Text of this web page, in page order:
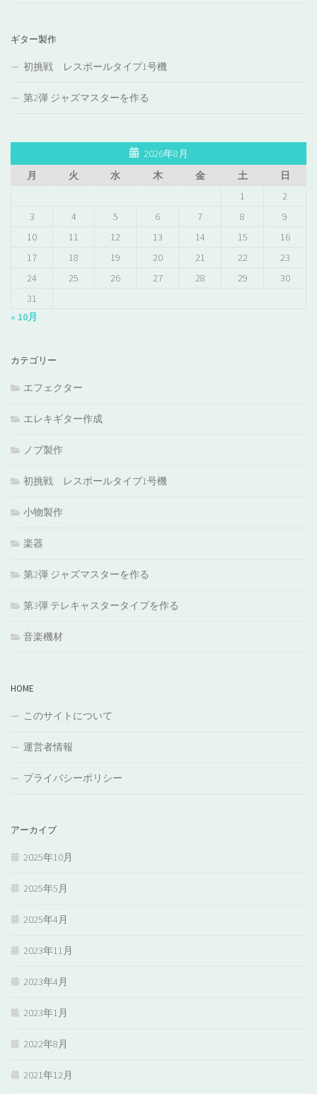
ギター製作
初挑戦 レスポールタイプ1号機
第2弾 ジャズマスターを作る
2026年8月
月
火 水 木 金 土
日
1
2
3
4 5 6 7 8
9
10
11 12 13 14 15
16
17
18 19 20 21 22
23
24
25 26 27 28 29
30
31
« 10月
カテゴリー
エフェクター
エレキギター作成
ノブ製作
初挑戦 レスポールタイプ1号機
小物製作
楽器
第2弾 ジャズマスターを作る
第3弾 テレキャスタータイプを作る
音楽機材
HOME
このサイトについて
運営者情報
プライバシーポリシー
アーカイブ
2025年10月
2025年5月
2025年4月
2023年11月
2023年4月
2023年1月
2022年8月
2021年12月